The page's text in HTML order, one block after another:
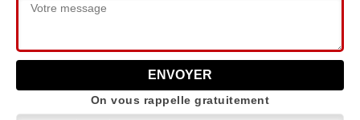
On vous rappelle gratuitement